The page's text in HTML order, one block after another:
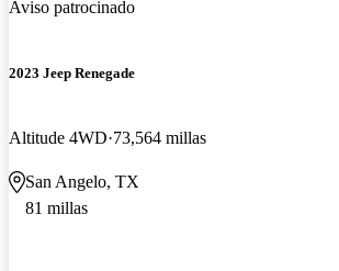
Aviso patrocinado
2023 Jeep Renegade
Altitude 4WD 73,564 millas
San Angelo, TX
81 millas